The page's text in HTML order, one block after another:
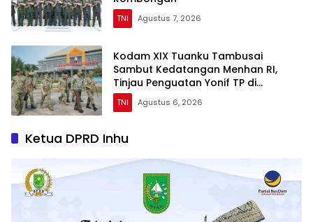
TNI Agustus 7, 2026
Kodam XIX Tuanku Tambusai
Sambut Kedatangan Menhan RI,
Tinjau Penguatan Yonif TP di
Bengkalis dan Kampar
TNI Agustus 6, 2026
Ketua DPRD Inhu